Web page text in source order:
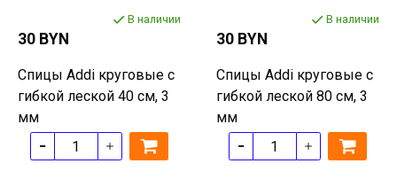
В наличии
30 BYN
Спицы Addi круговые с
гибкой леской 40 см, 3
мм
В наличии
30 BYN
Спицы Addi круговые с
гибкой леской 80 см, 3
мм